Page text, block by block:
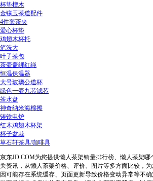
杯垫檀木
金镶玉茶道配件
4件套茶夹
爱心杯垫
鸡翅木杯托
笔洗大
叶子茶包
茶壶盖绑红绳
恒温保温器
大号玻璃公道杯
绿色一壶九芯滤芯
茶水盘
神奇纳米海棉擦
铸铁电炉
红木鸡翅木杯架
杯子盆栽
草石轩茶具/咖啡具
京东JD.COM为您提供懒人茶架销量排行榜、懒人茶架
关资讯，从懒人茶架价格、评价、图片等多方面比较，
因可能存在系统缓存、页面更新导致价格变动异常等不